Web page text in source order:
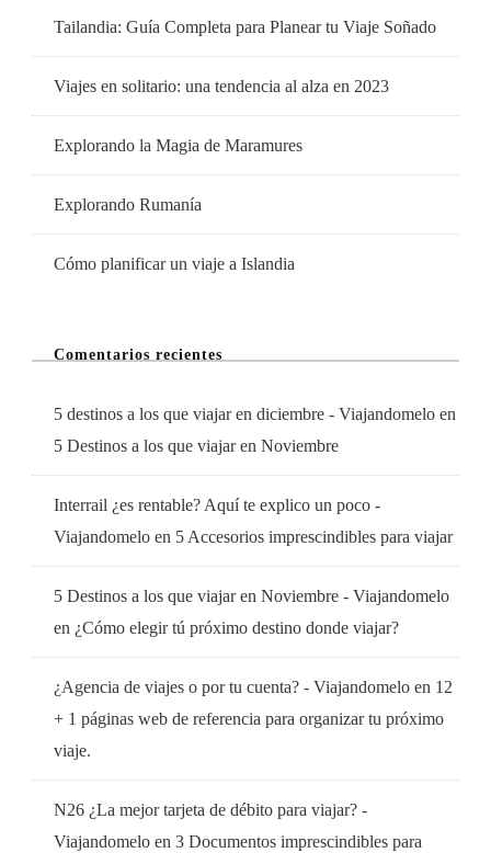
Tailandia: Guía Completa para Planear tu Viaje Soñado
Viajes en solitario: una tendencia al alza en 2023
Explorando la Magia de Maramures
Explorando Rumanía
Cómo planificar un viaje a Islandia
Comentarios recientes
5 destinos a los que viajar en diciembre - Viajandomelo en
5 Destinos a los que viajar en Noviembre
Interrail ¿es rentable? Aquí te explico un poco -
Viajandomelo en 5 Accesorios imprescindibles para viajar
5 Destinos a los que viajar en Noviembre - Viajandomelo
en ¿Cómo elegir tú próximo destino donde viajar?
¿Agencia de viajes o por tu cuenta? - Viajandomelo en 12
+ 1 páginas web de referencia para organizar tu próximo
viaje.
N26 ¿La mejor tarjeta de débito para viajar? -
Viajandomelo en 3 Documentos imprescindibles para